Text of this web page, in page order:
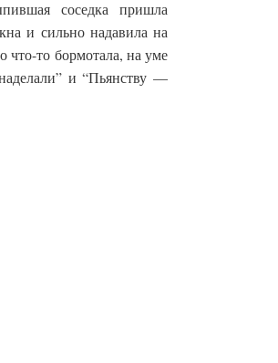
соседка пришла
и сильно надавила на
что-то бормотала, на уме
и “Пьянству —